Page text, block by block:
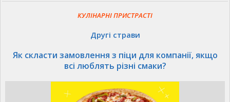
КУЛІНАРНІ ПРИСТРАСТІ
Другі страви
Як скласти замовлення з піци для компанії, якщо
всі люблять різні смаки?